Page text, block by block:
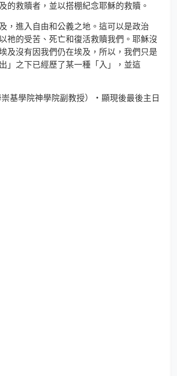
的救贖者，並以搭棚紀念耶穌的救贖。
進入自由和公義之地。這可以是政治
祂的受苦、死亡和復活救贖我們。耶穌沒
及沒有因我們仍在埃及，所以，我們只是
」之下已經歷了某一種「入」，並這
基學院神學院副教授）・顯現後最後主日